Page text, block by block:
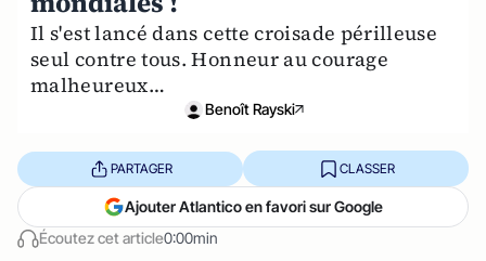
Il s'est lancé dans cette croisade périlleuse
seul contre tous. Honneur au courage
malheureux…
Benoît Rayski
Écoutez cet article0:00min
PARTAGER CLASSER
Ajouter Atlantico en favori sur Google